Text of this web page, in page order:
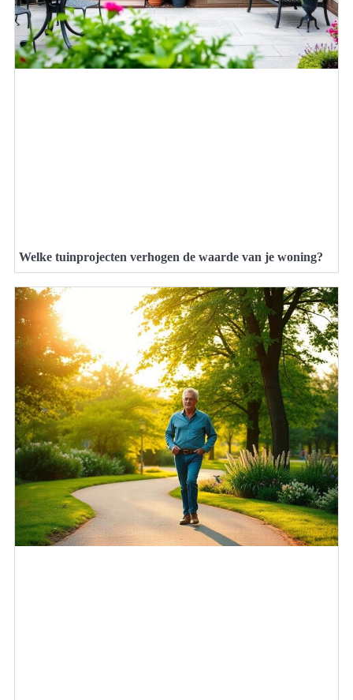
Welke tuinprojecten verhogen de waarde van je woning?